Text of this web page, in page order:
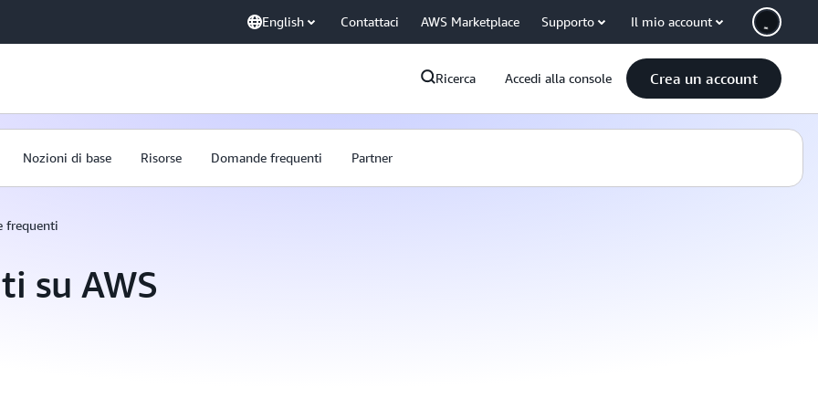
English Contattaci AWS Marketplace Supporto Il mio account
Ricerca Accedi alla console Crea un account
Nozioni di base Risorse Domande frequenti Partner
frequenti
su AWS